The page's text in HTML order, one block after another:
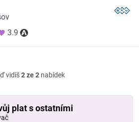
3.9
vidíš2 ze 2 nabídek
plat s ostatními